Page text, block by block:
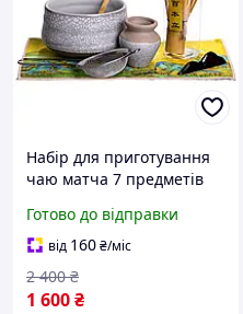
Набір для приготування
чаю матча 7 предметів
церемонії сірий LS-6229
Готово до відправки
від 160₴/міс
1 600₴
2 400 ₴